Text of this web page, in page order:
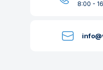
8:00 -